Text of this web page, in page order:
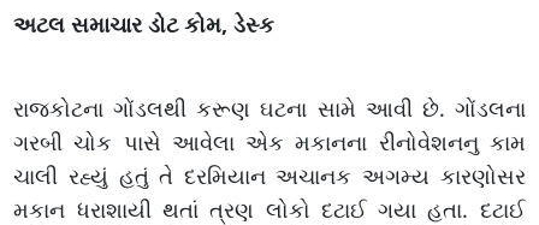
અટલ સમાચાર ડોટ કોમ, ડેસ્ક
રાજકોટના ગોંડલથી કરૂણ ઘટના સામે આવી છે. ગોંડલના
ગરબી ચોક પાસે આવેલા એક મકાનના રીનોવેશનનુ કામ
ચાલી રહ્યું હતું તે દરમિયાન અચાનક અગમ્ય કારણોસર
મકાન ધરાશાયી થતાં ત્રણ લોકો દટાઈ ગયા હતા. દટાઈ